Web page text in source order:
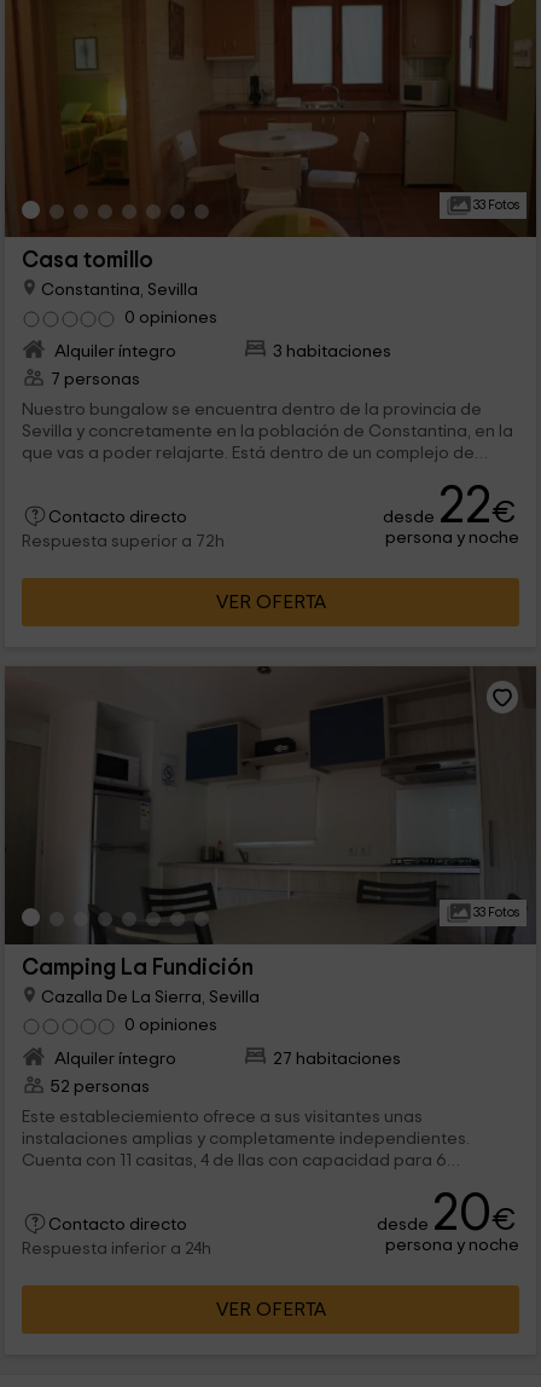
33 Fotos
Casa tomillo
Constantina, Sevilla
0 opiniones
Alquiler íntegro
3 habitaciones
7 personas
Nuestro bungalow se encuentra dentro de la provincia de
Sevilla y concretamente en la población de Constantina, en la
que vas a poder relajarte. Está dentro de un complejo de
Contacto directo
Respuesta superior a 72h
desde 22€
persona y noche
VER OFERTA
33 Fotos
Camping La Fundición
Cazalla De La Sierra, Sevilla
0 opiniones
Alquiler íntegro
27 habitaciones
52 personas
Este estableciemiento ofrece a sus visitantes unas
instalaciones amplias y completamente independientes.
Cuenta con 11 casitas, 4 de llas con capacidad para 6
de ellas cuenta con cpcina, sala de estar, merendero exterior
y baño. entre las zonas comunes tenemos piscinas y zonas de
parking
Contacto directo
Respuesta inferior a 24h
desde 20€
persona y noche
VER OFERTA